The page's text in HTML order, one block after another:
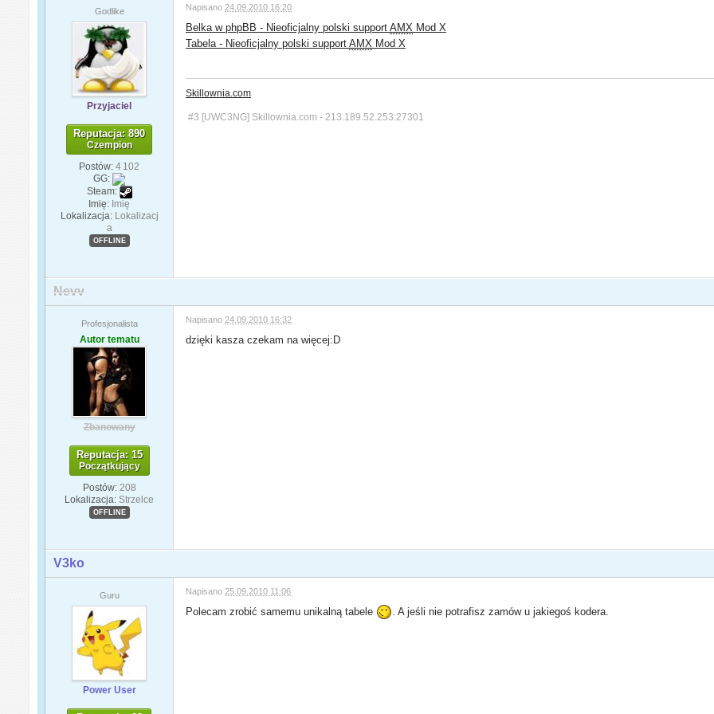
Godlike
Przyjaciel
Reputacja: 890
Czempion
Postów: 4 102
GG:
Steam:
Imię: Imię
Lokalizacja: Lokalizacj
a
OFFLINE
Napisano 24.09.2010 16:20
Belka w phpBB - Nieoficjalny polski supportAMX Mod X
Tabela - Nieoficjalny polski supportAMX Mod X
Skillownia.com
#3 [UWC3NG] Skillownia.com - 213.189.52.253:27301
Nevv
Profesjonalista
Autor tematu
Zbanowany
Reputacja: 15
Początkujący
Postów: 208
Lokalizacja: Strzelce
OFFLINE
Napisano 24.09.2010 16:32
dzięki kasza czekam na więcej:D
V3ko
Guru
Power User
Napisano 25.09.2010 11:06
Polecam zrobić samemu unikalną tabele . A jeśli nie potrafisz zamów u jakiegoś kodera.